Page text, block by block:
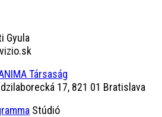
Gyula
Társaság
17, 821 01 Bratislava
Stúdió